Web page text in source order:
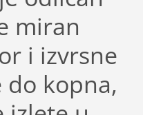
miran
i izvrsne
do kopna,